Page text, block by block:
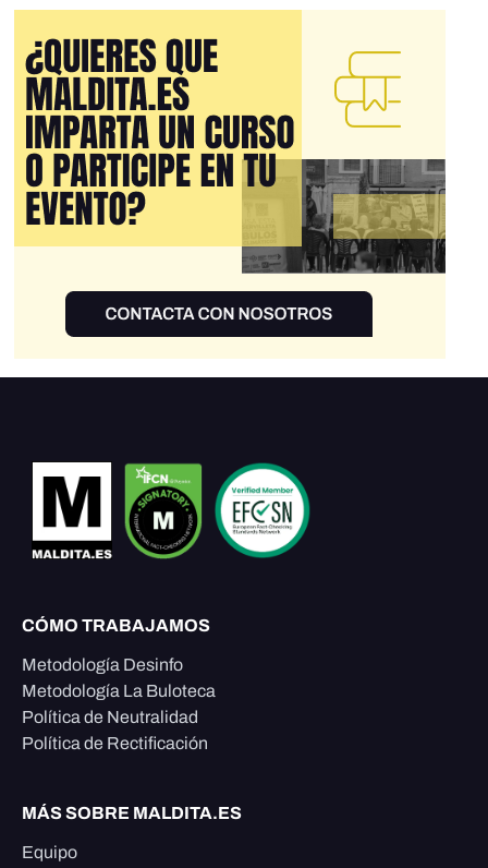
CÓMO TRABAJAMOS
Metodología Desinfo
Metodología La Buloteca
Política de Neutralidad
Política de Rectificación
MÁS SOBRE MALDITA.ES
Equipo